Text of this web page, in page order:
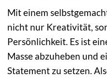
Mit einem
nicht nur Kreativität,
Persönlichkeit. Es ist
Masse abzuheben und
Statement zu setzen.